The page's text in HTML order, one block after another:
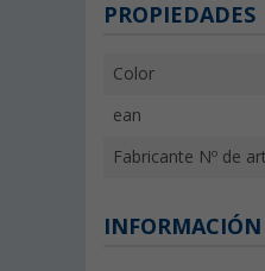
PROPIEDADES
Color
ean
Fabricante Nº de